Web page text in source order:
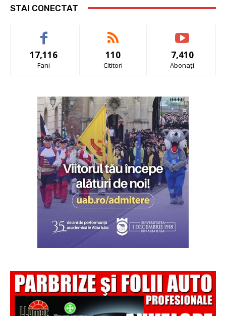
STAI CONECTAT
17,116
Fani
110
Cititori
7,410
Abonați